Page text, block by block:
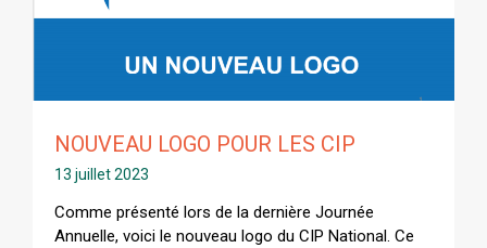
NOUVEAU LOGO POUR LES CIP
13 juillet 2023
Comme présenté lors de la dernière Journée
Annuelle, voici le nouveau logo du CIP National. Ce